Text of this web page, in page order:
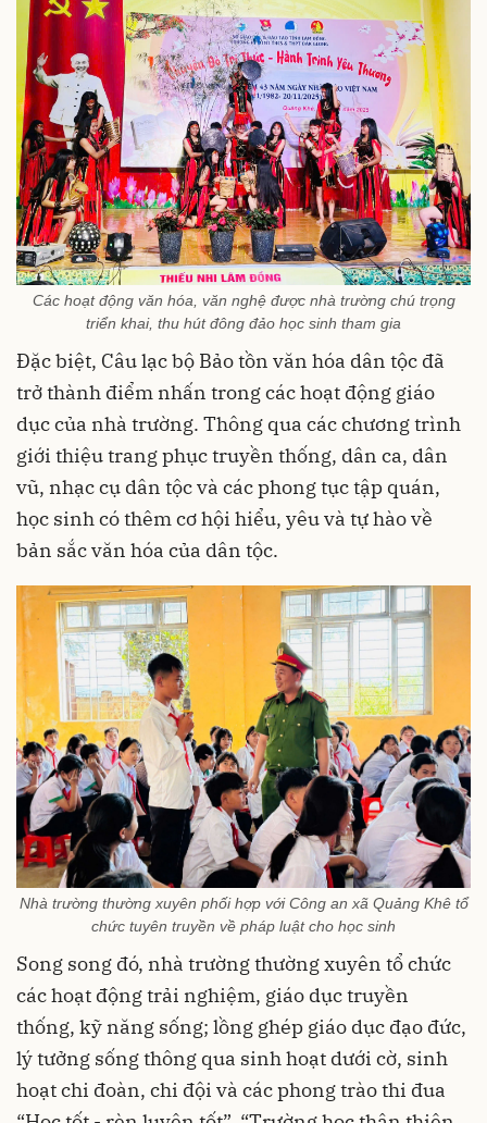
Các hoạt động văn hóa, văn nghệ được nhà trường chú trọng
triển khai, thu hút đông đảo học sinh tham gia
Đặc biệt, Câu lạc bộ Bảo tồn văn hóa dân tộc đã
trở thành điểm nhấn trong các hoạt động giáo
dục của nhà trường. Thông qua các chương trình
giới thiệu trang phục truyền thống, dân ca, dân
vũ, nhạc cụ dân tộc và các phong tục tập quán,
học sinh có thêm cơ hội hiểu, yêu và tự hào về
bản sắc văn hóa của dân tộc.
Nhà trường thường xuyên phối hợp với Công an xã Quảng Khê tổ
chức tuyên truyền về pháp luật cho học sinh
Song song đó, nhà trường thường xuyên tổ chức
các hoạt động trải nghiệm, giáo dục truyền
thống, kỹ năng sống; lồng ghép giáo dục đạo đức,
lý tưởng sống thông qua sinh hoạt dưới cờ, sinh
hoạt chi đoàn, chi đội và các phong trào thi đua